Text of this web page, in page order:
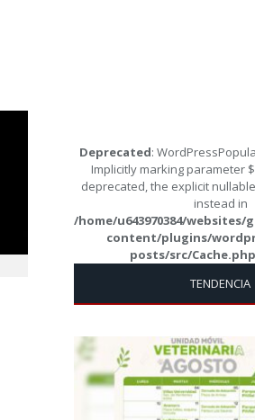
Deprecated:
Implicitly marking parameter
deprecated, the explicit
instead in
/home/u643970384/websites/
content/plugins/
posts/src/Cache.php
TENDENCIA